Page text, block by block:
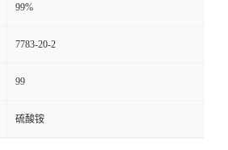
99%
7783-20-2
99
硫酸铵